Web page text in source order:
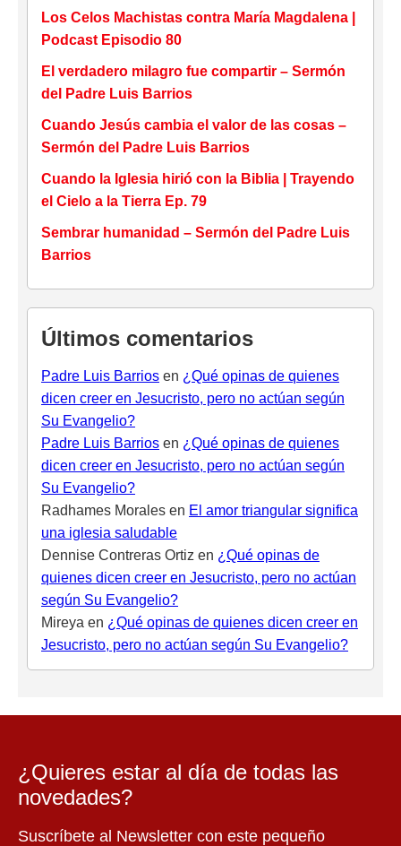
Los Celos Machistas contra María Magdalena |
Podcast Episodio 80
El verdadero milagro fue compartir – Sermón
del Padre Luis Barrios
Cuando Jesús cambia el valor de las cosas –
Sermón del Padre Luis Barrios
Cuando la Iglesia hirió con la Biblia | Trayendo
el Cielo a la Tierra Ep. 79
Sembrar humanidad – Sermón del Padre Luis
Barrios
Últimos comentarios
Padre Luis Barrios en ¿Qué opinas de quienes
dicen creer en Jesucristo, pero no actúan según
Su Evangelio?
Padre Luis Barrios en ¿Qué opinas de quienes
dicen creer en Jesucristo, pero no actúan según
Su Evangelio?
Radhames Morales en El amor triangular significa
una iglesia saludable
Dennise Contreras Ortiz en ¿Qué opinas de
quienes dicen creer en Jesucristo, pero no actúan
según Su Evangelio?
Mireya en ¿Qué opinas de quienes dicen creer en
Jesucristo, pero no actúan según Su Evangelio?
¿Quieres estar al día de todas las
novedades?
Suscríbete al Newsletter con este pequeño